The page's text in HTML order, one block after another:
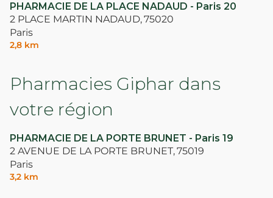
PHARMACIE DE LA PLACE NADAUD - Paris 20
2 PLACE MARTIN NADAUD,75020
Paris
2,8 km
Pharmacies Giphar dans
votre région
PHARMACIE DE LA PORTE BRUNET - Paris 19
2 AVENUE DE LA PORTE BRUNET,75019
Paris
3,2 km